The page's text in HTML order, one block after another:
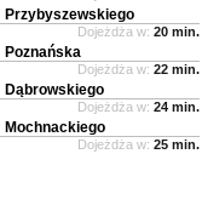
Przybyszewskiego
Dojeżdża w: 20 min.
Poznańska
Dojeżdża w: 22 min.
Dąbrowskiego
Dojeżdża w: 24 min.
Mochnackiego
Dojeżdża w: 25 min.